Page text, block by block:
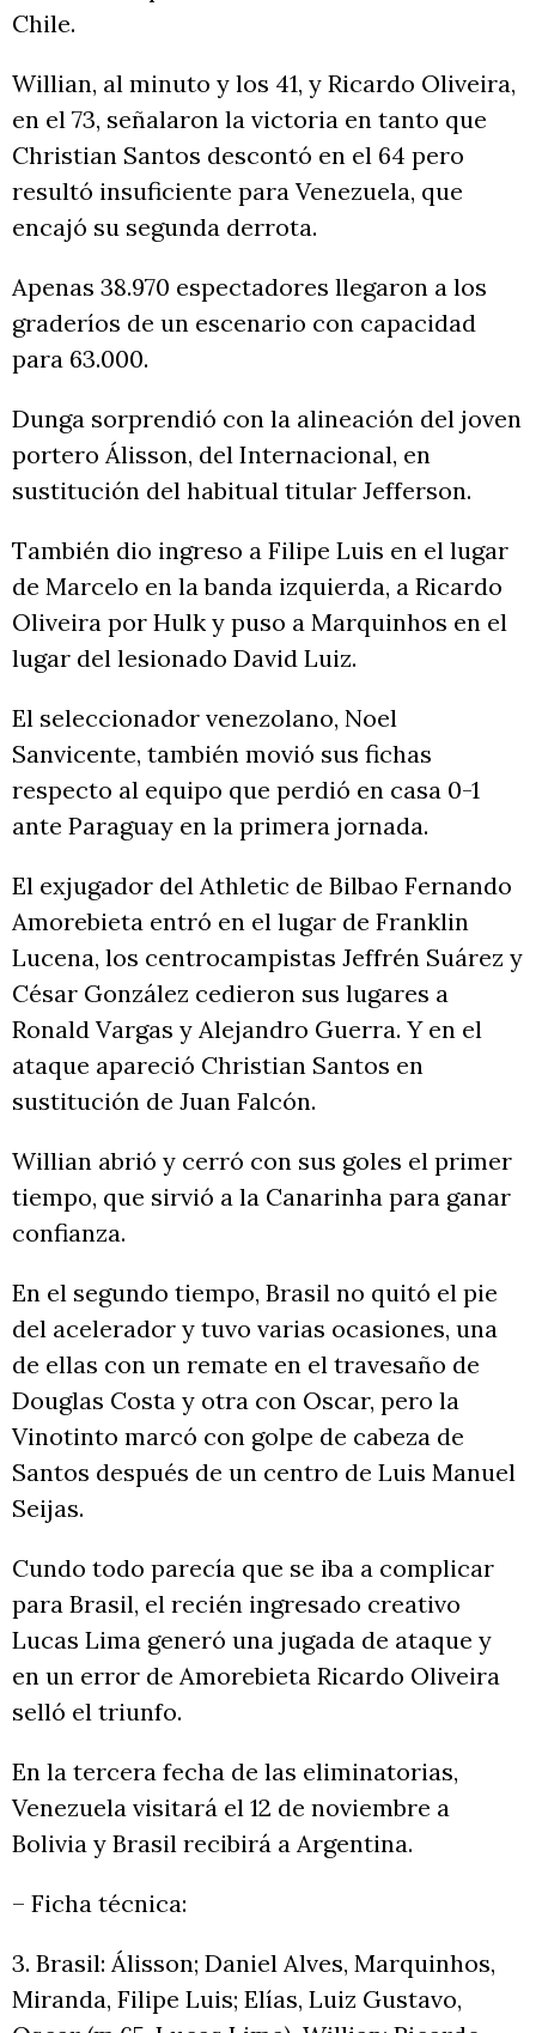
Chile.
Willian, al minuto y los 41, y Ricardo Oliveira,
en el 73, señalaron la victoria en tanto que
Christian Santos descontó en el 64 pero
resultó insuficiente para Venezuela, que
encajó su segunda derrota.
Apenas 38.970 espectadores llegaron a los
graderíos de un escenario con capacidad
para 63.000.
Dunga sorprendió con la alineación del joven
portero Álisson, del Internacional, en
sustitución del habitual titular Jefferson.
También dio ingreso a Filipe Luis en el lugar
de Marcelo en la banda izquierda, a Ricardo
Oliveira por Hulk y puso a Marquinhos en el
lugar del lesionado David Luiz.
El seleccionador venezolano, Noel
Sanvicente, también movió sus fichas
respecto al equipo que perdió en casa 0-1
ante Paraguay en la primera jornada.
El exjugador del Athletic de Bilbao Fernando
Amorebieta entró en el lugar de Franklin
Lucena, los centrocampistas Jeffrén Suárez y
César González cedieron sus lugares a
Ronald Vargas y Alejandro Guerra. Y en el
ataque apareció Christian Santos en
sustitución de Juan Falcón.
Willian abrió y cerró con sus goles el primer
tiempo, que sirvió a la Canarinha para ganar
confianza.
En el segundo tiempo, Brasil no quitó el pie
del acelerador y tuvo varias ocasiones, una
de ellas con un remate en el travesaño de
Douglas Costa y otra con Oscar, pero la
Vinotinto marcó con golpe de cabeza de
Santos después de un centro de Luis Manuel
Seijas.
Cundo todo parecía que se iba a complicar
para Brasil, el recién ingresado creativo
Lucas Lima generó una jugada de ataque y
en un error de Amorebieta Ricardo Oliveira
selló el triunfo.
En la tercera fecha de las eliminatorias,
Venezuela visitará el 12 de noviembre a
Bolivia y Brasil recibirá a Argentina.
– Ficha técnica:
3. Brasil: Álisson; Daniel Alves, Marquinhos,
Miranda, Filipe Luis; Elías, Luiz Gustavo,